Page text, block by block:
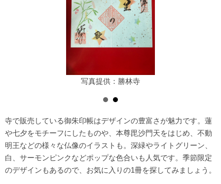
写真提供：勝林寺
寺で販売している御朱印帳はデザインの豊富さが魅力です。蓮
や七夕をモチーフにしたものや、本尊毘沙門天をはじめ、不動
明王などの様々な仏像のイラストも。深緑やライトグリーン、
白、サーモンピンクなどポップな色合いも人気です。季節限定
のデザインもあるので、お気に入りの1冊を探してみましょう。